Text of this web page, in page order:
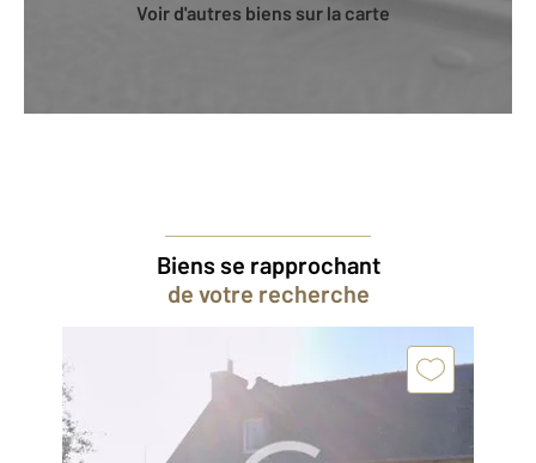
Voir d'autres biens sur la carte
Biens se rapprochant
de votre recherche